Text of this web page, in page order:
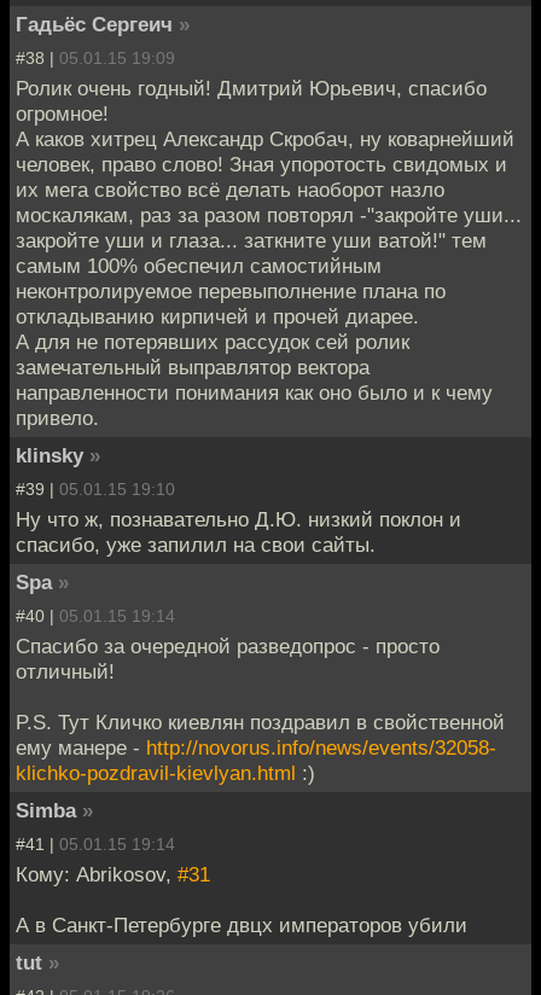
Гадьёс Сергеич »
#38 | 05.01.15 19:09
Ролик очень годный! Дмитрий Юрьевич, спасибо
огромное!
А каков хитрец Александр Скробач, ну коварнейший
человек, право слово! Зная упоротость свидомых и
их мега свойство всё делать наоборот назло
москалякам, раз за разом повторял -"закройте уши...
закройте уши и глаза... заткните уши ватой!" тем
самым 100% обеспечил самостийным
неконтролируемое перевыполнение плана по
откладыванию кирпичей и прочей диарее.
А для не потерявших рассудок сей ролик
замечательный выправлятор вектора
направленности понимания как оно было и к чему
привело.
klinsky »
#39 | 05.01.15 19:10
Ну что ж, познавательно Д.Ю. низкий поклон и
спасибо, уже запилил на свои сайты.
Spa »
#40 | 05.01.15 19:14
Спасибо за очередной разведопрос - просто
отличный!
P.S. Тут Кличко киевлян поздравил в свойственной
ему манере - http://novorus.info/news/events/32058-
klichko-pozdravil-kievlyan.html :)
Simba »
#41 | 05.01.15 19:14
Кому: Abrikosov, #31
А в Санкт-Петербурге двцх императоров убили
tut »